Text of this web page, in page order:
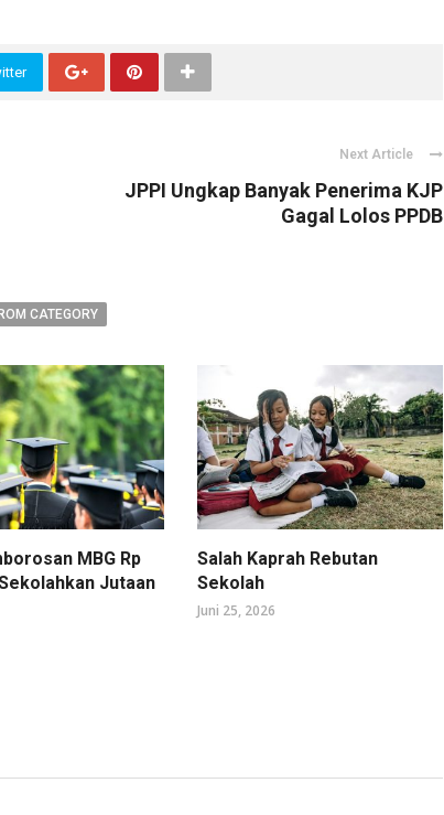
Next Article
JPPI Ungkap Banyak Penerima KJP
Gagal Lolos PPDB
CATEGORY
MBG Rp
Jutaan
Salah Kaprah Rebutan
Sekolah
Juni 25, 2026